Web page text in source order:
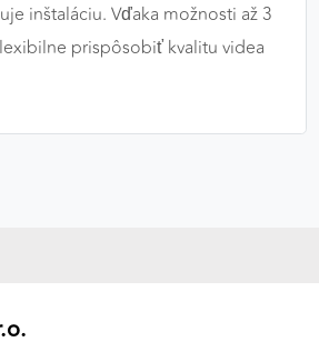
inštaláciu. Vďaka možnosti až 3
prispôsobiť kvalitu videa